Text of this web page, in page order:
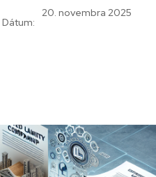
Dátum:
20. novembra 2025